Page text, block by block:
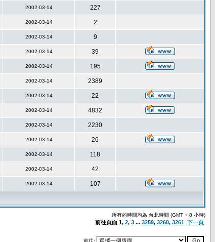
2002-03-14 227
2002-03-14 2
2002-03-14 9
2002-03-14 39
2002-03-14 195
2002-03-14 2389
2002-03-14 22
2002-03-14 4832
2002-03-14 2230
2002-03-14 26
2002-03-14 118
2002-03-14 42
2002-03-14 107
所有的時間均為 台北時間 (GMT + 8 小時)
前往頁面 1, 2, 3 ... 3259, 3260, 3261 下一頁
前往: